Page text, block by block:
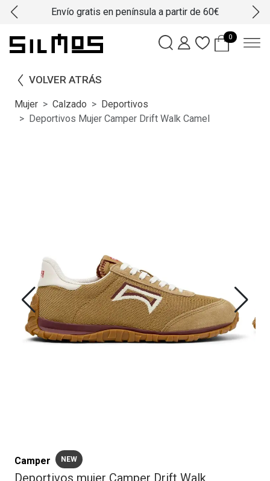
Envío gratis en península a partir de 60€
0
VOLVER ATRÁS
Mujer Calzado
Deportivos
Deportivos Mujer Camper Drift Walk Camel
Camper NEW
Deportivos mujer Camper Drift Walk